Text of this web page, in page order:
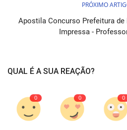
PRÓXIMO
Apostila Concurso Prefeitura de
Impressa -
QUAL É A SUA REAÇÃO?
0 0 0